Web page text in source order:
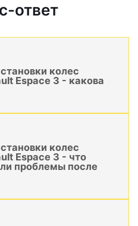
ответ
колес
Espace 3 - какова
колес
Espace 3 - что
проблемы после